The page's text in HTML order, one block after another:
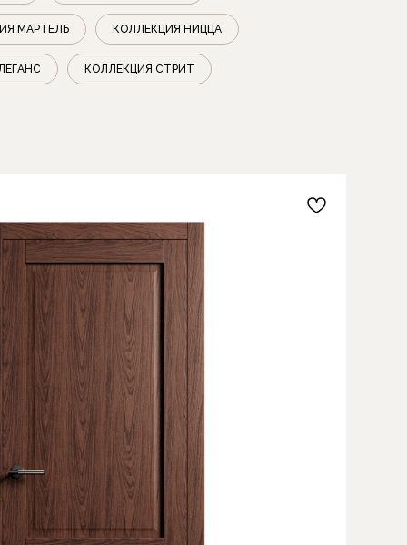
МАРТЕЛЬ КОЛЛЕКЦИЯ НИЦЦА
КОЛЛЕКЦИЯ СТРИТ